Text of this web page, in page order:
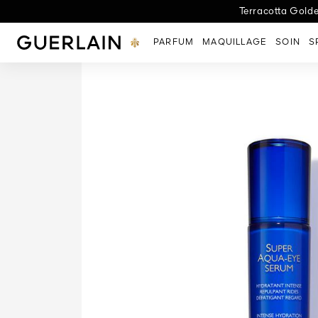
Nouveau Rendez-
Nouveauté
Terracotta
Guerlain - (Revenir à la page d'accueil)
PARFUM MAQUILLAGE SOIN